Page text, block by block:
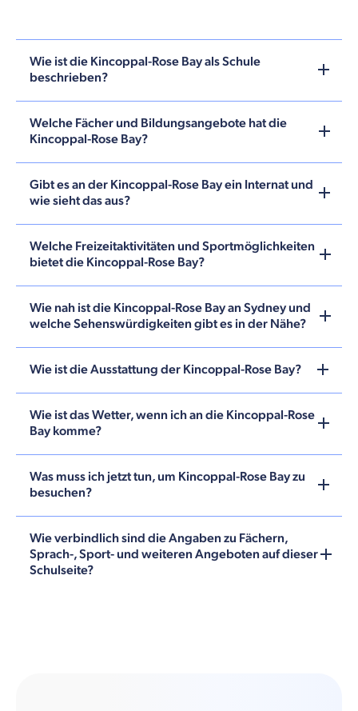
Wie ist die Kincoppal-Rose Bay als Schule
beschrieben?
Welche Fächer und Bildungsangebote hat die
Kincoppal-Rose Bay?
Gibt es an der Kincoppal-Rose Bay ein Internat und
wie sieht das aus?
Welche Freizeitaktivitäten und Sportmöglichkeiten
bietet die Kincoppal-Rose Bay?
Wie nah ist die Kincoppal-Rose Bay an Sydney und
welche Sehenswürdigkeiten gibt es in der Nähe?
Wie ist die Ausstattung der Kincoppal-Rose Bay?
Wie ist das Wetter, wenn ich an die Kincoppal-Rose
Bay komme?
Was muss ich jetzt tun, um Kincoppal-Rose Bay zu
besuchen?
Wie verbindlich sind die Angaben zu Fächern,
Sprach-, Sport- und weiteren Angeboten auf dieser
Schulseite?